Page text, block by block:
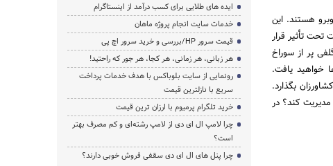
هستند. این
تأثیر قرار
پر از سوراخ
خواهید یافت.
بگذارد.
کند؟ در
ایده های طلایی برای کسب درآمد از اینستاگرام
خدمات سایت انجام پروژه ماهان
قیمت سرور HP/بررسی و خرید سرور اچ پی
هر زبانی، هر زمانی، هر کجا، هر جور که راحتید!
رونمایی از سایت بلوباکس با هدف خدمات پرداخت
سریع با نازلترین قیمت
خرید تلگرام پرمیوم با ارزان ترین قیمت
چرا لامپ ال ای دی از لامپ رشته‌ای و کم مصرف بهتر
است؟
چرا پنل های ال ای دی سقفی فروش خوبی دارند؟